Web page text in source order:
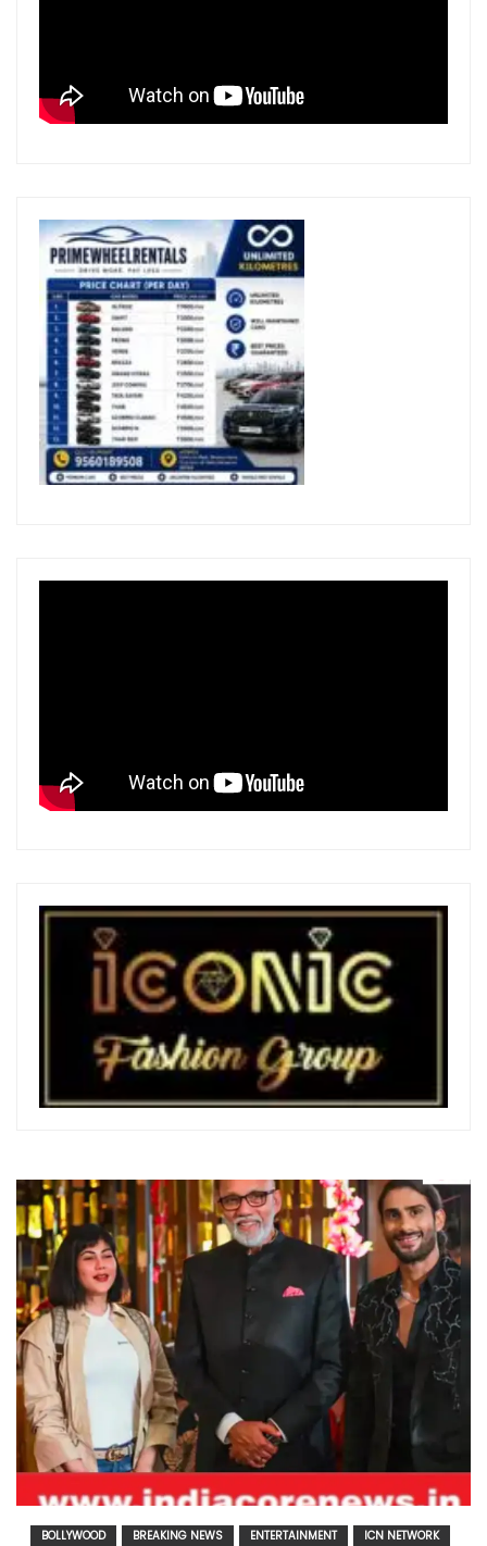
BOLLYWOOD BREAKING NEWS ENTERTAINMENT
ICN NETWORK